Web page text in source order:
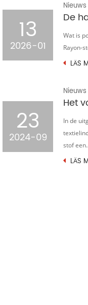
13
2026-01
Wat is
Rayon-
LÄS
23
2024-09
In de
stof
LÄS